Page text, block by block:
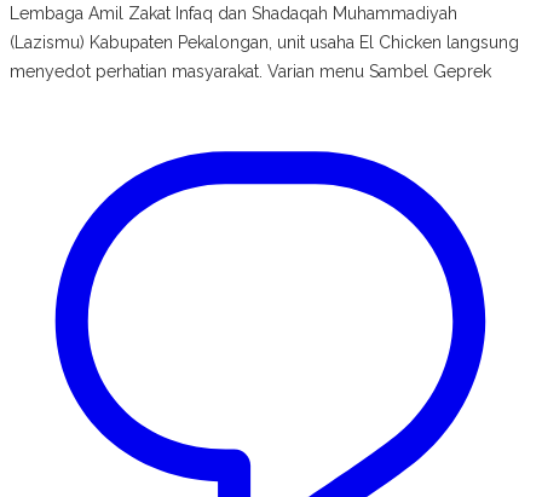
Lembaga Amil Zakat Infaq dan Shadaqah Muhammadiyah
(Lazismu) Kabupaten Pekalongan, unit usaha El Chicken langsung
menyedot perhatian masyarakat. Varian menu Sambel Geprek